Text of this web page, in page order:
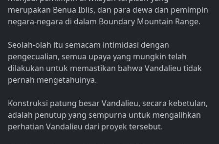
merupakan Benua Iblis, dan para dewa dan pemimpin
negara-negara di dalam Boundary Mountain Range.
Seolah-olah itu semacam intimidasi dengan
pengecualian, semua upaya yang mungkin telah
dilakukan untuk memastikan bahwa Vandalieu tidak
pernah mengetahuinya.
Konstruksi patung besar Vandalieu, secara kebetulan,
adalah penutup yang sempurna untuk mengalihkan
perhatian Vandalieu dari proyek tersebut.